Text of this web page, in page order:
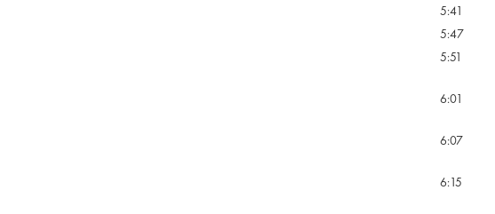
5:41
5:47
5:51
6:01
6:07
6:15